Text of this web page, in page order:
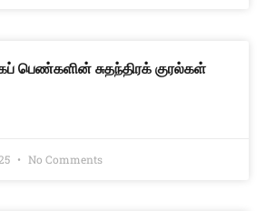
பெண்களின் சுதந்திரக் குரல்கள்
No Comments